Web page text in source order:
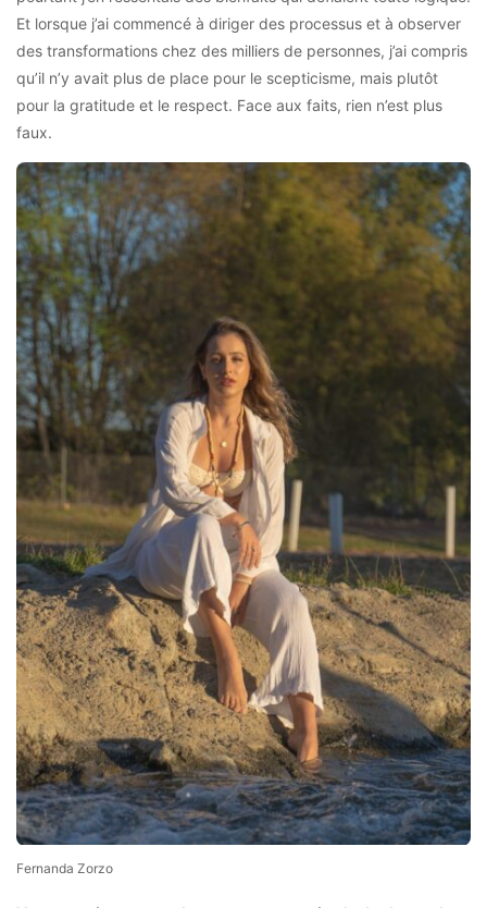
Et lorsque j’ai commencé à diriger des processus et à observer
des transformations chez des milliers de personnes, j’ai compris
qu’il n’y avait plus de place pour le scepticisme, mais plutôt
pour la gratitude et le respect. Face aux faits, rien n’est plus
faux.
Fernanda Zorzo